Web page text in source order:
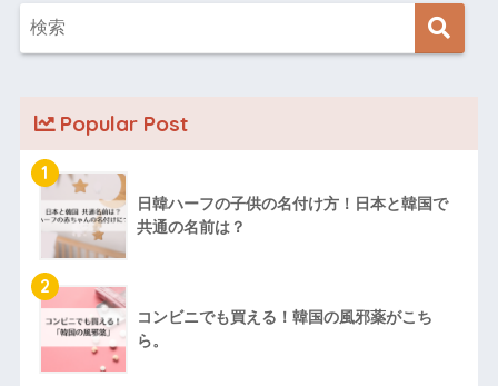
Popular Post
1
日韓ハーフの子供の名付け方！日本と韓国で
共通の名前は？
2
コンビニでも買える！韓国の風邪薬がこち
ら。